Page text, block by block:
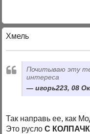
Хмель
Почитываю эту
интереса
игорь223, 08
Так направь ее, как
Это руслоС